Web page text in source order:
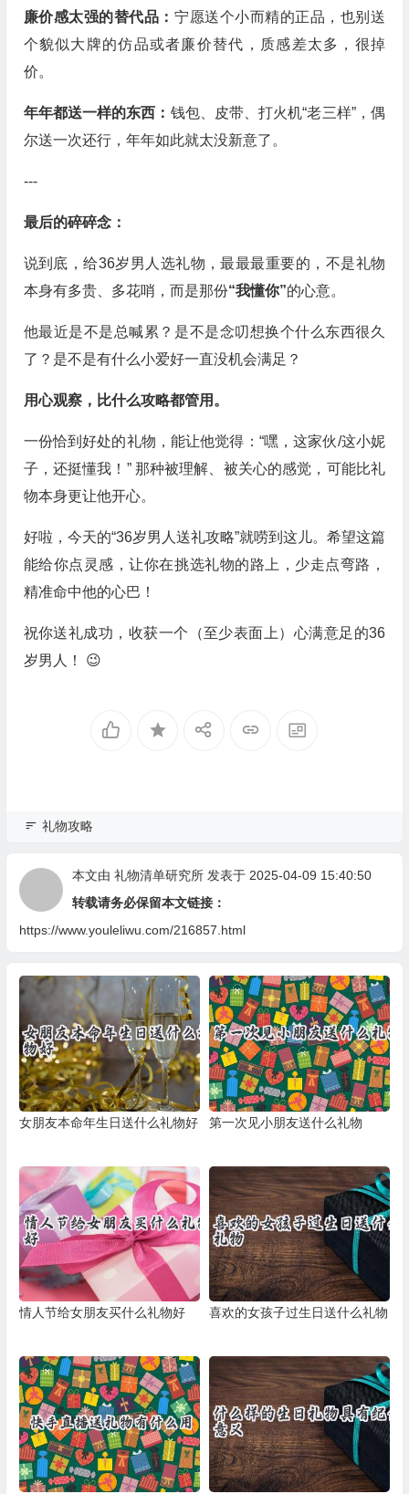
廉价感太强的替代品： 宁愿送个小而精的正品，也别送
个貌似大牌的仿品或者廉价替代，质感差太多，很掉
价。
年年都送一样的东西： 钱包、皮带、打火机“老三样”，偶
尔送一次还行，年年如此就太没新意了。
---
最后的碎碎念：
说到底，给36岁男人选礼物，最最最重要的，不是礼物
本身有多贵、多花哨，而是那份“我懂你”的心意。
他最近是不是总喊累？是不是念叨想换个什么东西很久
了？是不是有什么小爱好一直没机会满足？
用心观察，比什么攻略都管用。
一份恰到好处的礼物，能让他觉得：“嘿，这家伙/这小妮
子，还挺懂我！” 那种被理解、被关心的感觉，可能比礼
物本身更让他开心。
好啦，今天的“36岁男人送礼攻略”就唠到这儿。希望这篇
能给你点灵感，让你在挑选礼物的路上，少走点弯路，
精准命中他的心巴！
祝你送礼成功，收获一个（至少表面上）心满意足的36
岁男人！ 😉
礼物攻略
本文由 礼物清单研究所发表于 2025-04-09 15:40:50
转载请务必保留本文链接：
https://www.youleliwu.com/216857.html
女朋友本命年生日送什么礼物好 第一次见小朋友送什么礼物
情人节给女朋友买什么礼物好 喜欢的女孩子过生日送什么礼物